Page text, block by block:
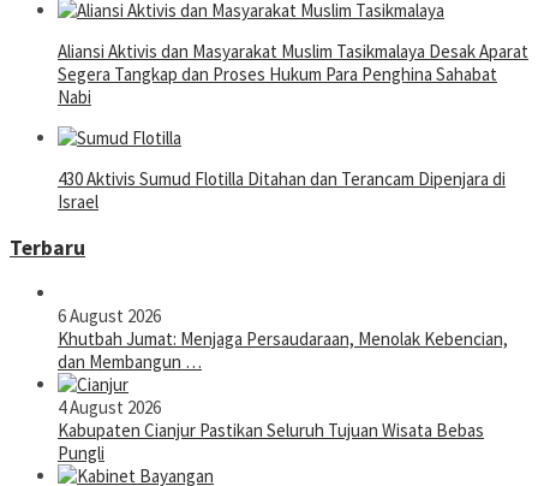
Aliansi Aktivis dan Masyarakat Muslim Tasikmalaya Desak Aparat
Segera Tangkap dan Proses Hukum Para Penghina Sahabat
Nabi
430 Aktivis Sumud Flotilla Ditahan dan Terancam Dipenjara di
Israel
Terbaru
6 August 2026
Khutbah Jumat: Menjaga Persaudaraan, Menolak Kebencian,
dan Membangun …
4 August 2026
Kabupaten Cianjur Pastikan Seluruh Tujuan Wisata Bebas
Pungli